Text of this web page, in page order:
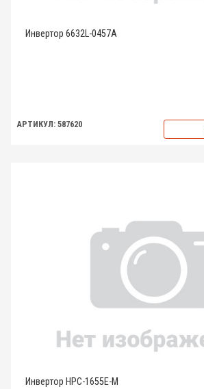
Инвертор 6632L-0457A
АРТИКУЛ: 587620
Инвертор HPC-1655E-M